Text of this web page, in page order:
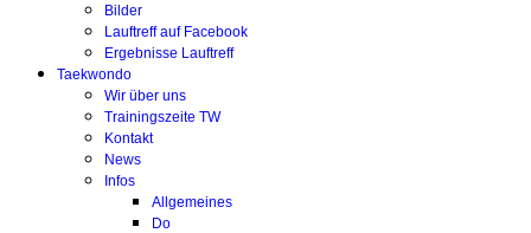
Bilder
Lauftreff auf Facebook
Ergebnisse Lauftreff
Taekwondo
Wir über uns
Trainingszeite TW
Kontakt
News
Infos
Allgemeines
Do